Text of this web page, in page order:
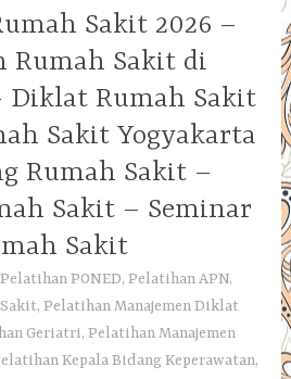
Sakit 2026 –
Rumah Sakit di
Diklat Rumah Sakit
Sakit Yogyakarta
Rumah Sakit –
Sakit – Seminar
Sakit
PONED, Pelatihan APN,
Pelatihan Manajemen Diklat
Geriatri, Pelatihan Manajemen
Kepala Bidang Keperawatan,